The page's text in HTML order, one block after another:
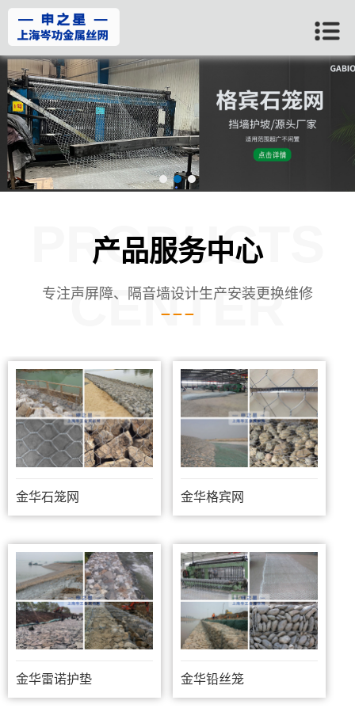
产品服务中心
PRODUCTS
CENTER
专注声屏障、隔音墙设计生产安装更换维修
金华石笼网 金华格宾网
金华雷诺护垫 金华铅丝笼